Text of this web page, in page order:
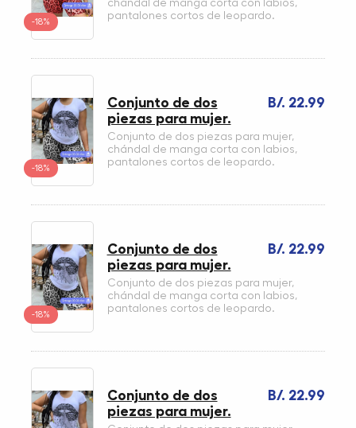
-18%
chándal de manga corta con labios,
pantalones cortos de leopardo.
-18%
B/. 22.99
Conjunto de dos
piezas para mujer.
Conjunto de dos piezas para mujer,
chándal de manga corta con labios,
pantalones cortos de leopardo.
-18%
B/. 22.99
Conjunto de dos
piezas para mujer.
Conjunto de dos piezas para mujer,
chándal de manga corta con labios,
pantalones cortos de leopardo.
B/. 22.99
Conjunto de dos
piezas para mujer.